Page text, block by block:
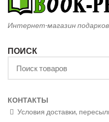
Интернет-магазин
ПОИСК
КОНТАКТЫ
Условия доставки,